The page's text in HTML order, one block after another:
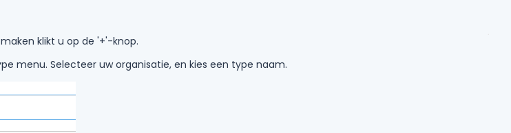
klikt u op de '+'-knop.
menu. Selecteer uw organisatie, en kies een type naam.